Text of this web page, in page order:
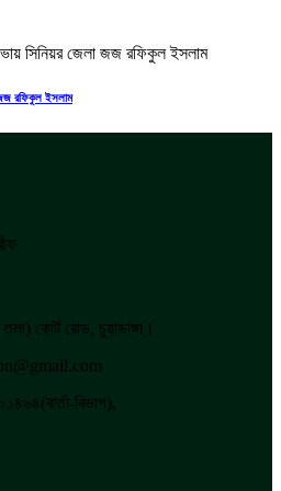
জজ রফিকুল ইসলাম
কোর্ট রোড, চুয়াডাঙ্গা।
বিভাগ),